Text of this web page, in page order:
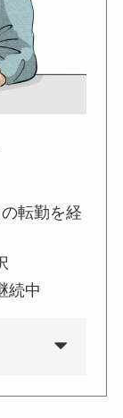
転勤を経
続中